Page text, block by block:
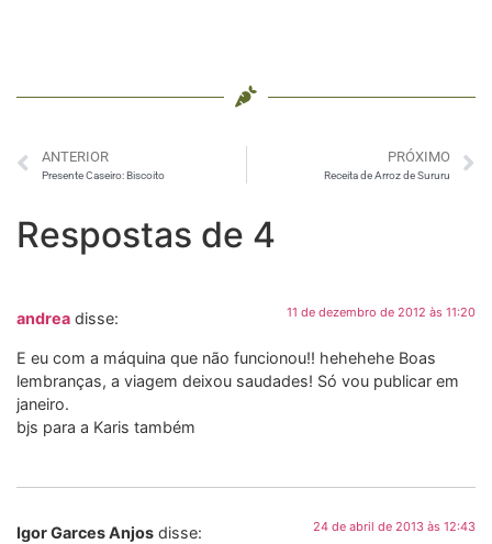
ANTERIOR
Presente Caseiro: Biscoito
PRÓXIMO
Receita de Arroz de Sururu
Respostas de 4
andrea disse: 11 de dezembro de 2012 às 11:20
E eu com a máquina que não funcionou!! hehehehe Boas
lembranças, a viagem deixou saudades! Só vou publicar em
janeiro.
bjs para a Karis também
Igor Garces Anjos disse: 24 de abril de 2013 às 12:43